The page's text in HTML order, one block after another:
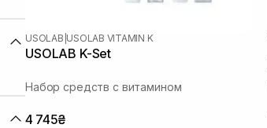
USOLAB USOLAB VITAMIN K
USOLAB K-Set
Набор средств с витамином
4 745₴